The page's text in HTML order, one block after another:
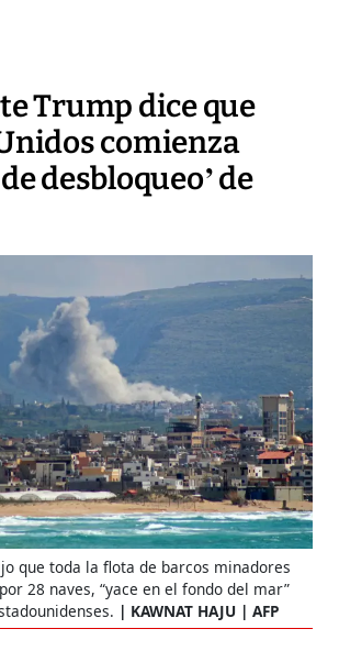
Trump dice que
comienza
desbloqueo’ de
que toda la flota de barcos minadores
28 naves, “yace en el fondo del mar”
KAWNAT HAJU | AFP